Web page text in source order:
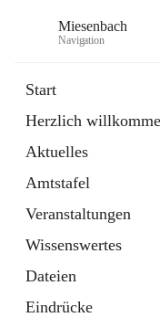
Miesenbach
Navigation
Start
Herzlich
Aktuelles
Amtstafel
Veranstaltungen
Wissenswertes
Dateien
Eindrücke
Externe Webseite
in
Tab
Region
Externe Webseite
öffnet
in
neuem
Tab